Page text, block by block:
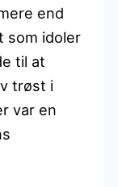
end
som idoler
til at
trøst i
var en